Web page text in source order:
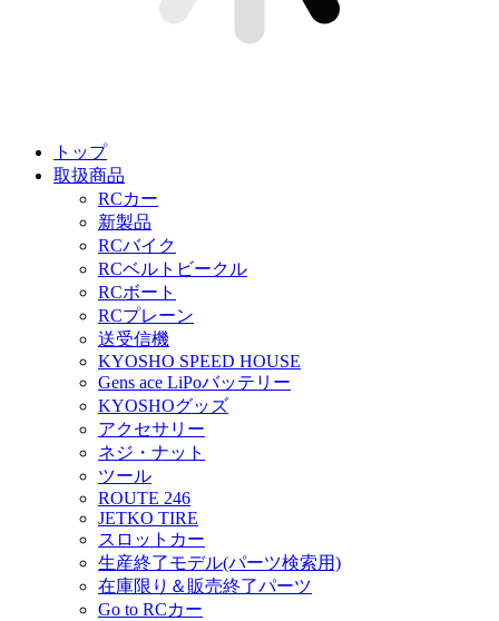
トップ
取扱商品
RCカー
新製品
RCバイク
RCベルトビークル
RCボート
RCプレーン
送受信機
KYOSHO SPEED HOUSE
Gens ace LiPoバッテリー
KYOSHOグッズ
アクセサリー
ネジ・ナット
ツール
ROUTE 246
JETKO TIRE
スロットカー
生産終了モデル(パーツ検索用)
在庫限り＆販売終了パーツ
Go to RCカー